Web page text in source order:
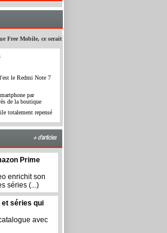
Free Mobile, ce serait
le Redmi Note 7
par
de la boutique
totalement repensé
+ d'articles
Prime
enrichit son
séries (...)
et séries qui
avec